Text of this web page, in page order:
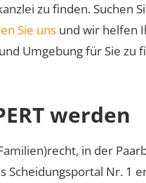
zu finden. Suchen
Sie uns und wir helfen
Umgebung für Sie zu
werden
in der
Scheidungsportal Nr. 1